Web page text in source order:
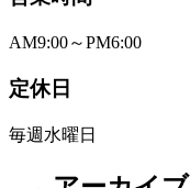
AM9:00～PM6:00
定休日
毎週水曜日